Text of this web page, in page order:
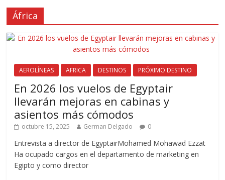
África
AEROLÍNEAS AFRICA DESTINOS PRÓXIMO DESTINO
En 2026 los vuelos de Egyptair
llevarán mejoras en cabinas y
asientos más cómodos
octubre 15, 2025 German Delgado 0
Entrevista a director de EgyptairMohamed Mohawad Ezzat
Ha ocupado cargos en el departamento de marketing en
Egipto y como director